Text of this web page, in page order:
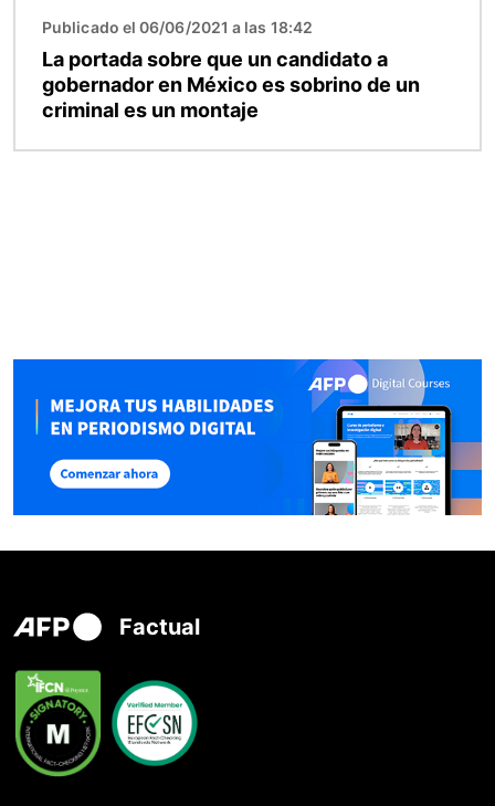
Publicado el 06/06/2021 a las 18:42
La portada sobre que un candidato a
gobernador en México es sobrino de un
criminal es un montaje
Factual